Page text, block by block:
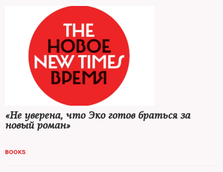
«Не уверена, что Эко готов браться за
новый роман»
BOOKS